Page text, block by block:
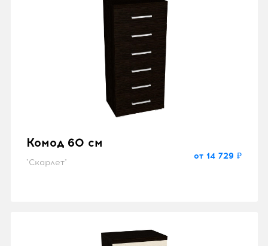
Комод 60 см
"Скарлет"
от 14 729 ₽